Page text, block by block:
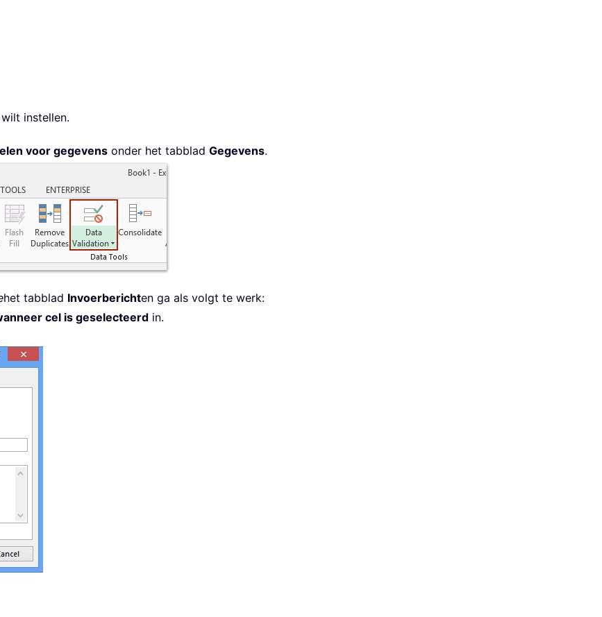
instellen.
voor gegevens onder het tabblad Gegevens.
het tabblad Invoerberichten ga als volgt te werk:
cel is geselecteerd in.